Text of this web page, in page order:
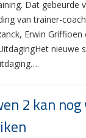
Dat gebeurde
van trainer-
Erwin
nieuwe
2 kan